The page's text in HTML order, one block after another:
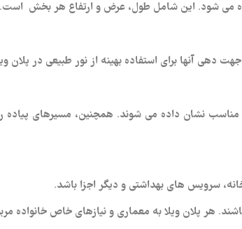
می‌ شود. این شامل طول، عرض و ارتفاع هر بخش است.
دهی آنها برای استفاده بهینه از نور طبیعی در پلان
مناسب نشان داده می‌ شوند. همچنین، مسیرهای
سرویس‌ های بهداشتی و دیگر اجزا باشد.
هر پلان ویلا به معماری و نیازهای خاص خانواده